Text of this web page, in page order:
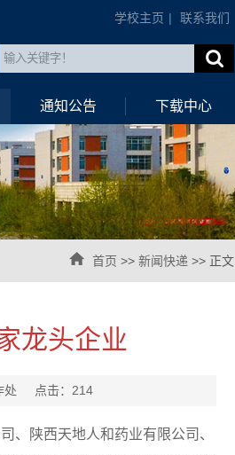
学校主页 | 联系我们
通知公告 下载中心
首页 >> 新闻快递 >> 正文
龙头企业
处 点击： 214
、陕西天地人和药业有限公司、